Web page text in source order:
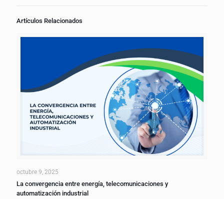
Artículos Relacionados
octubre 9, 2025
La convergencia entre energía, telecomunicaciones y
automatización industrial